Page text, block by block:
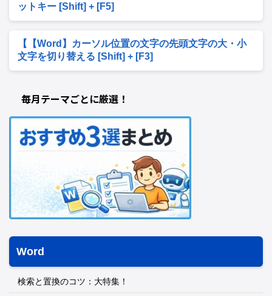
ットキー [Shift] + [F5]
【【Word】カーソル位置の文字の先頭文字の大・小
文字を切り替える [Shift] + [F3]
毎月テーマごとに厳選！
Word
検索と置換のコツ：大特集！